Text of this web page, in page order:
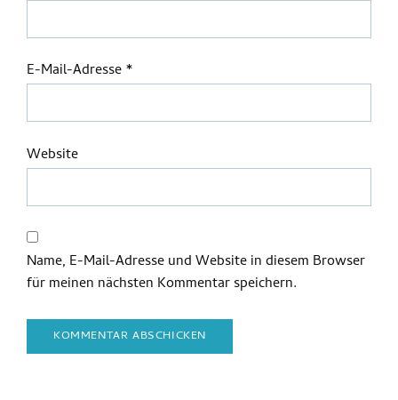
E-Mail-Adresse*
Website
Name, E-Mail-Adresse und Website in diesem Browser
für meinen nächsten Kommentar speichern.